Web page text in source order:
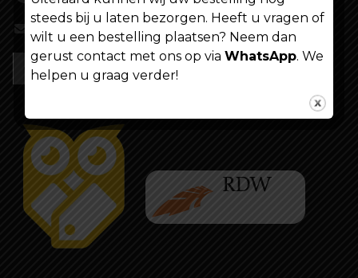
info@shoppenvooriedereen.nl
steeds bij u laten bezorgen. Heeft u vragen of
wilt u een bestelling plaatsen? Neem dan
gerust contact met ons op via WhatsApp. We
helpen u graag verder!